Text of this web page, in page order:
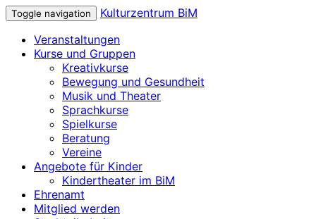
Toggle navigation
Kulturzentrum BiM
Veranstaltungen
Kurse und Gruppen
Kreativkurse
Bewegung und Gesundheit
Musik und Theater
Sprachkurse
Spielkurse
Beratung
Vereine
Angebote für Kinder
Kindertheater im BiM
Ehrenamt
Mitglied werden